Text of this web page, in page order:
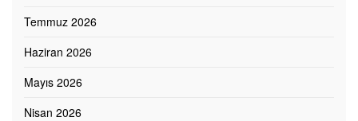
Temmuz 2026
Haziran 2026
Mayıs 2026
Nisan 2026